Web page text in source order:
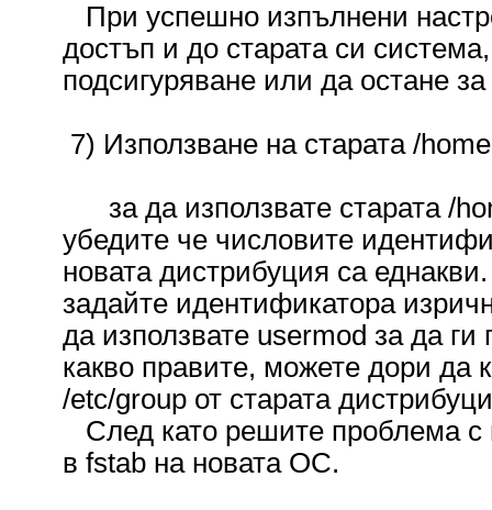
При успешно изпълнени
достъп и до старата си
подсигуряване или да остане
7) Използване на старата /
за да използвате старата /
убедите че числовите
новата дистрибуция са
задайте идентификатора
да използвате usermod за да
какво правите, можете дори да
/etc/group от старата
След като решите проблема с
в fstab на новата ОС.